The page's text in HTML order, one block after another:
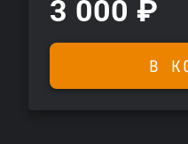
3 000 ₽
В